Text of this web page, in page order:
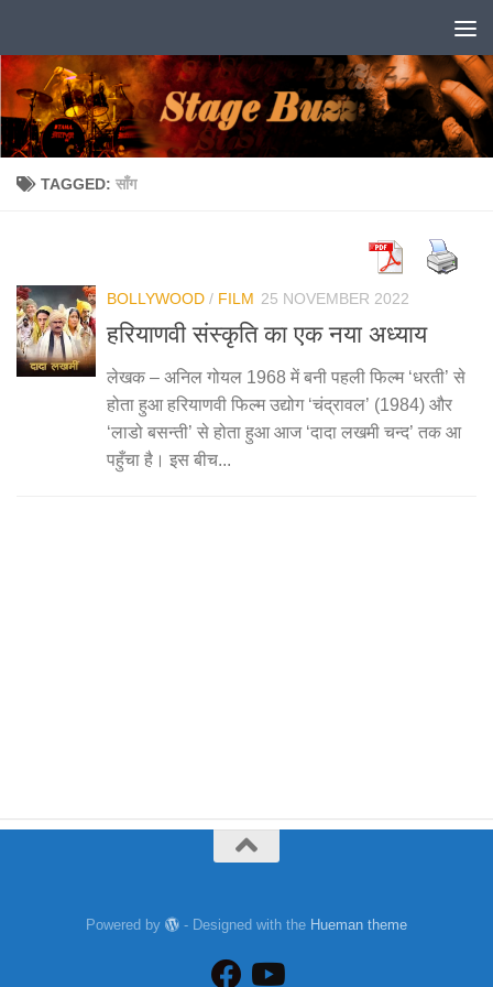
TAGGED: साँग
BOLLYWOOD / FILM 25 NOVEMBER 2022
हरियाणवी संस्कृति का एक नया अध्याय
लेखक – अनिल गोयल 1968 में बनी पहली फिल्म ‘धरती’ से
होता हुआ हरियाणवी फिल्म उद्योग ‘चंद्रावल’ (1984) और
‘लाडो बसन्ती’ से होता हुआ आज ‘दादा लखमी चन्द’ तक आ
पहुँचा है। इस बीच...
Powered by - Designed with the Hueman theme